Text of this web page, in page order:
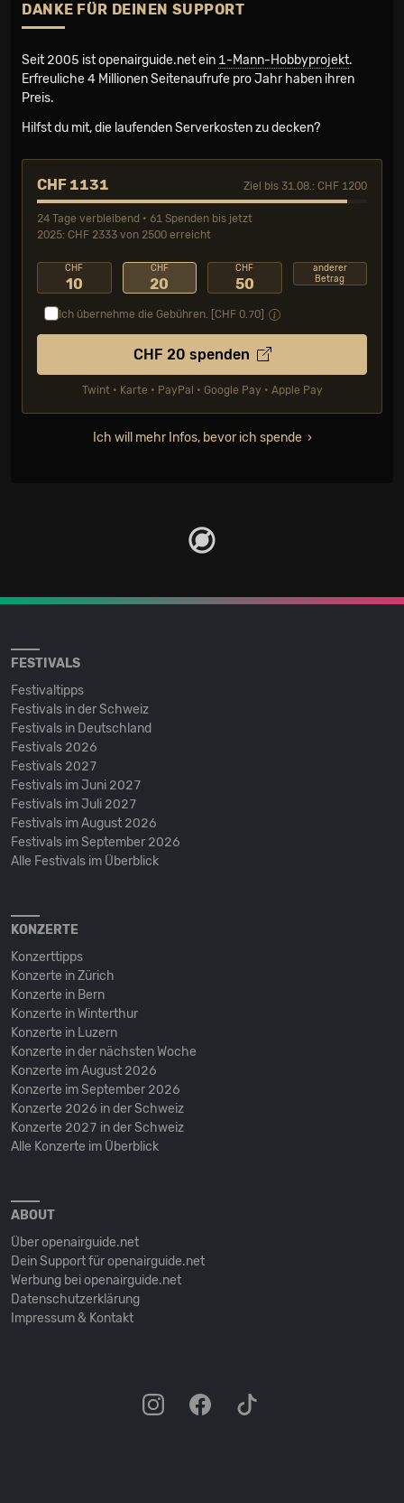
DANKE FÜR DEINEN SUPPORT
Seit 2005 ist openairguide.net ein 1-Mann-Hobbyprojekt.
Erfreuliche 4 Millionen Seiten­aufrufe pro Jahr haben ihren
Preis.
Hilfst du mit, die laufenden Serverkosten zu decken?
CHF 1131 Ziel bis 31.08.: CHF 1200
24 Tage verbleibend • 61 Spenden bis jetzt
2025: CHF 2333 von 2500 erreicht
CHF
10
CHF
20
CHF
50
anderer
Betrag
Ich übernehme die Gebühren. [CHF 0.70
CHF 20 spenden
Twint • Karte • PayPal • Google Pay • Apple Pay
Ich will mehr Infos, bevor ich spende
FESTIVALS
Festivaltipps
Festivals in der Schweiz
Festivals in Deutschland
Festivals 2026
Festivals 2027
Festivals im Juni 2027
Festivals im Juli 2027
Festivals im August 2026
Festivals im September 2026
Alle Festivals im Überblick
KONZERTE
Konzerttipps
Konzerte in Zürich
Konzerte in Bern
Konzerte in Winterthur
Konzerte in Luzern
Konzerte in der nächsten Woche
Konzerte im August 2026
Konzerte im September 2026
Konzerte 2026 in der Schweiz
Konzerte 2027 in der Schweiz
Alle Konzerte im Überblick
ABOUT
Über openairguide.net
Dein Support für openairguide.net
Werbung bei openairguide.net
Datenschutz­erklärung
Impressum & Kontakt